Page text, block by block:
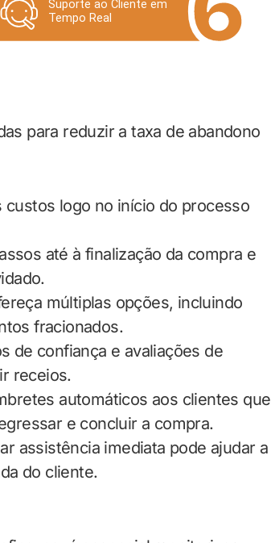
para reduzir a taxa de abandono
logo no início do processo
até à finalização da compra e
múltiplas opções, incluindo
fracionados.
de confiança e avaliações de
receios.
automáticos aos clientes que
e concluir a compra.
assistência imediata pode ajudar a
do cliente.